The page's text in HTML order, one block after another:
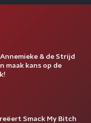
& de Strijd
maak kans op de
Smack My Bitch